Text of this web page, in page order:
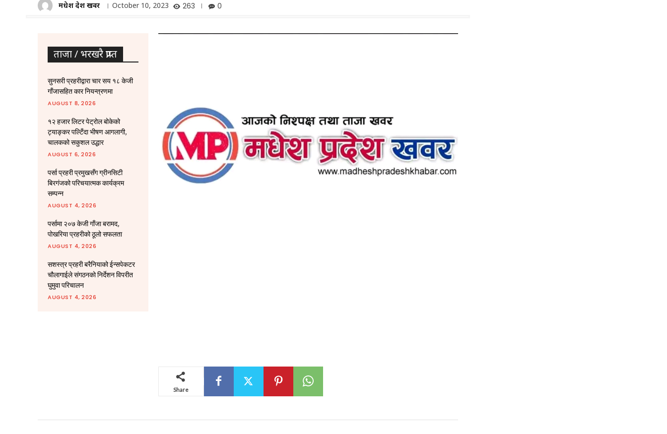
मधेश प्रदेश खवर October 10, 2023 263 0
ताजा / भरखरै प्राप्त
सुनसरी प्रहरीद्वारा चार सय १८ केजी
गाँजासहित कार नियन्त्रणमा
AUGUST 8, 2026
१२ हजार लिटर पेट्रोल बोकेको
ट्याङ्कर पल्टिँदा भीषण आगलागी,
चालकको सकुशल उद्धार
AUGUST 6, 2026
पर्सा प्रहरी प्रमुखसँग ग्रीनसिटी
बिरगंजको परिचयात्मक कार्यक्रम
सम्पन्न
AUGUST 4, 2026
पर्सामा २०७ केजी गाँजा बरामद,
पोखरिया प्रहरीको ठूलो सफलता
AUGUST 4, 2026
सशस्त्र प्रहरी बरैनियाको ईन्सपेकटर
चौलागाईले संगठनको निर्देशन विपरीत
घुमुवा परिचालन
AUGUST 4, 2026
Share